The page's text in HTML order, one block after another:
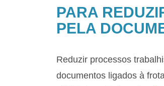
PARA
PELA
Reduzir processos
documentos ligados à